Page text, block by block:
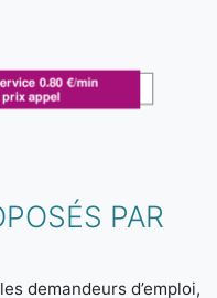
PAR
demandeurs d’emploi,